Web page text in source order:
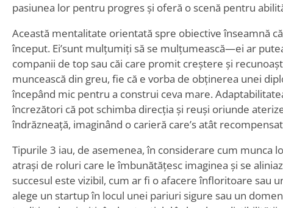
pasiunea lor pentru progres și oferă o scenă pentru
Această mentalitate orientată spre obiective înseamnă
început. Ei’sunt mulțumiți să se mulțumească—ei ar
companii de top sau căi care promit creștere și
muncească din greu, fie că e vorba de obținerea unei
începând mic pentru a construi ceva mare.
încrezători că pot schimba direcția și reuși oriunde
îndrăzneață, imaginând o carieră care’s atât
Tipurile 3 iau, de asemenea, în considerare cum munca
atrași de roluri care le îmbunătățesc imaginea și se
succesul este vizibil, cum ar fi o afacere înfloritoare sau
alege un startup în locul unei pariuri sigure sau un